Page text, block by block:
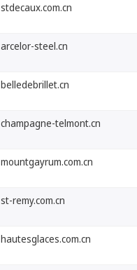
stdecaux.com.cn
arcelor-steel.cn
belledebrillet.cn
champagne-telmont.cn
mountgayrum.com.cn
st-remy.com.cn
hautesglaces.com.cn